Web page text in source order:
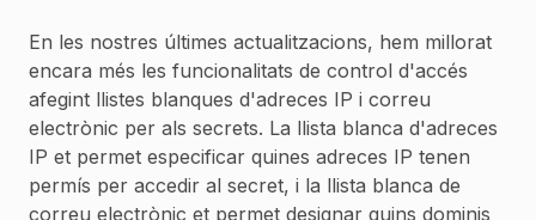
En les nostres últimes actualitzacions, hem millorat
encara més les funcionalitats de control d'accés
afegint llistes blanques d'adreces IP i correu
electrònic per als secrets. La llista blanca d'adreces
IP et permet especificar quines adreces IP tenen
permís per accedir al secret, i la llista blanca de
correu electrònic et permet designar quins dominis